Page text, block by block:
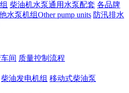
柴油机水泵通用水泵配套 各品牌
水泵机组Other pump units 防汛排水
间 质量控制流程
柴油发电机组 移动式柴油泵